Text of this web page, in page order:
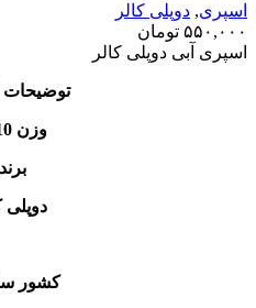
اسپری, دوپلی کالر
۵۵۰,۰۰۰ تومان
اسپری آبی دوپلی کالر
توضیحات
وزن 410 g
برند
دوپلی
کشور